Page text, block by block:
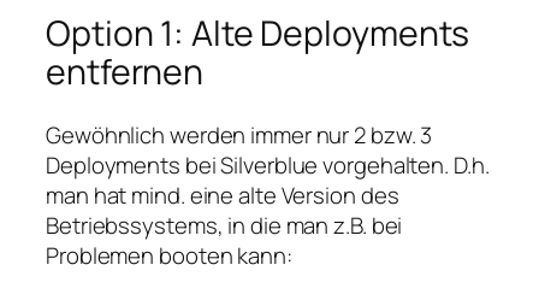
Option 1: Alte Deployments
entfernen
Gewöhnlich werden immer nur 2 bzw. 3
Deployments bei Silverblue vorgehalten. D.h.
man hat mind. eine alte Version des
Betriebssystems, in die man z.B. bei
Problemen booten kann: